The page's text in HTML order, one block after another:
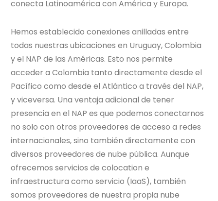
conecta Latinoamérica con América y Europa.
Hemos establecido conexiones anilladas entre
todas nuestras ubicaciones en Uruguay, Colombia
y el NAP de las Américas. Esto nos permite
acceder a Colombia tanto directamente desde el
Pacífico como desde el Atlántico a través del NAP,
y viceversa. Una ventaja adicional de tener
presencia en el NAP es que podemos conectarnos
no solo con otros proveedores de acceso a redes
internacionales, sino también directamente con
diversos proveedores de nube pública. Aunque
ofrecemos servicios de colocation e
infraestructura como servicio (IaaS), también
somos proveedores de nuestra propia nube